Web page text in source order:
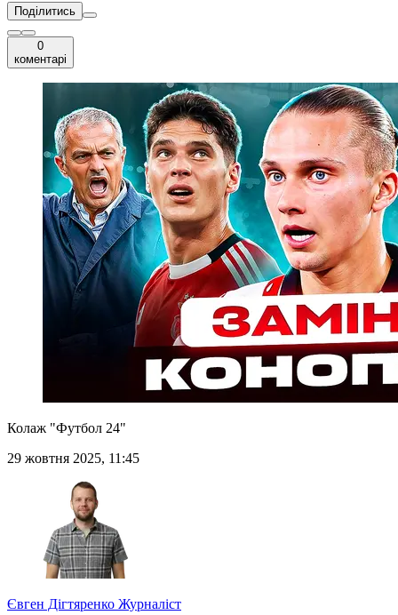
Поділитись
0
коментарі
Колаж "Футбол 24"
29 жовтня 2025, 11:45
Євген Дігтяренко Журналіст